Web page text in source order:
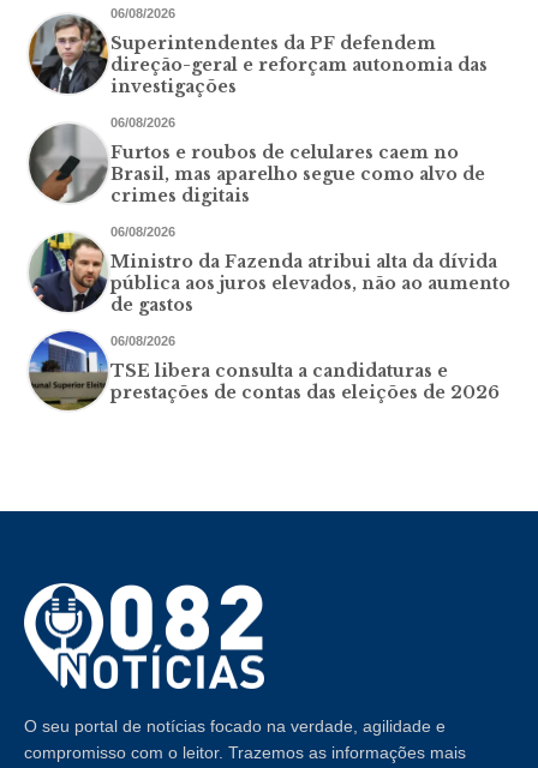
06/08/2026
Superintendentes da PF defendem
direção-geral e reforçam autonomia das
investigações
06/08/2026
Furtos e roubos de celulares caem no
Brasil, mas aparelho segue como alvo de
crimes digitais
06/08/2026
Ministro da Fazenda atribui alta da dívida
pública aos juros elevados, não ao aumento
de gastos
06/08/2026
TSE libera consulta a candidaturas e
prestações de contas das eleições de 2026
O seu portal de notícias focado na verdade, agilidade e
compromisso com o leitor. Trazemos as informações mais